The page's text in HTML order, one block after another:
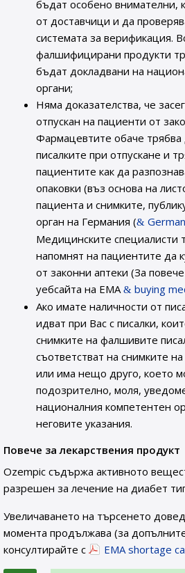
бъдат особено внимателни,
от доставчици и да
системата за верификация.
фалшифицирани продукти
бъдат докладвани на
органи;
Няма доказателства, че
отпускан на пациенти от
Фармацевтите обаче трябва
писалките при отпускане и
пациентите как да
опаковки (въз основа на
пациента и снимките,
орган на Германия (
Медицинските специалисти
напомнят на пациентите да
от законни аптеки (За
уебсайта на ЕМА
buying
Ако имате наличности от
идват при Вас с писалки,
снимките на фалшивите
съответстват на снимките
или има нещо друго, което
подозрително, моля,
националния компетентен
неговите указания.
Повече за лекарствения продукт
Ozempic съдържа активното
разрешен за лечение на диабет
Увеличаването на търсенето
момента продължава (за
консултирайте с
EMA shortage